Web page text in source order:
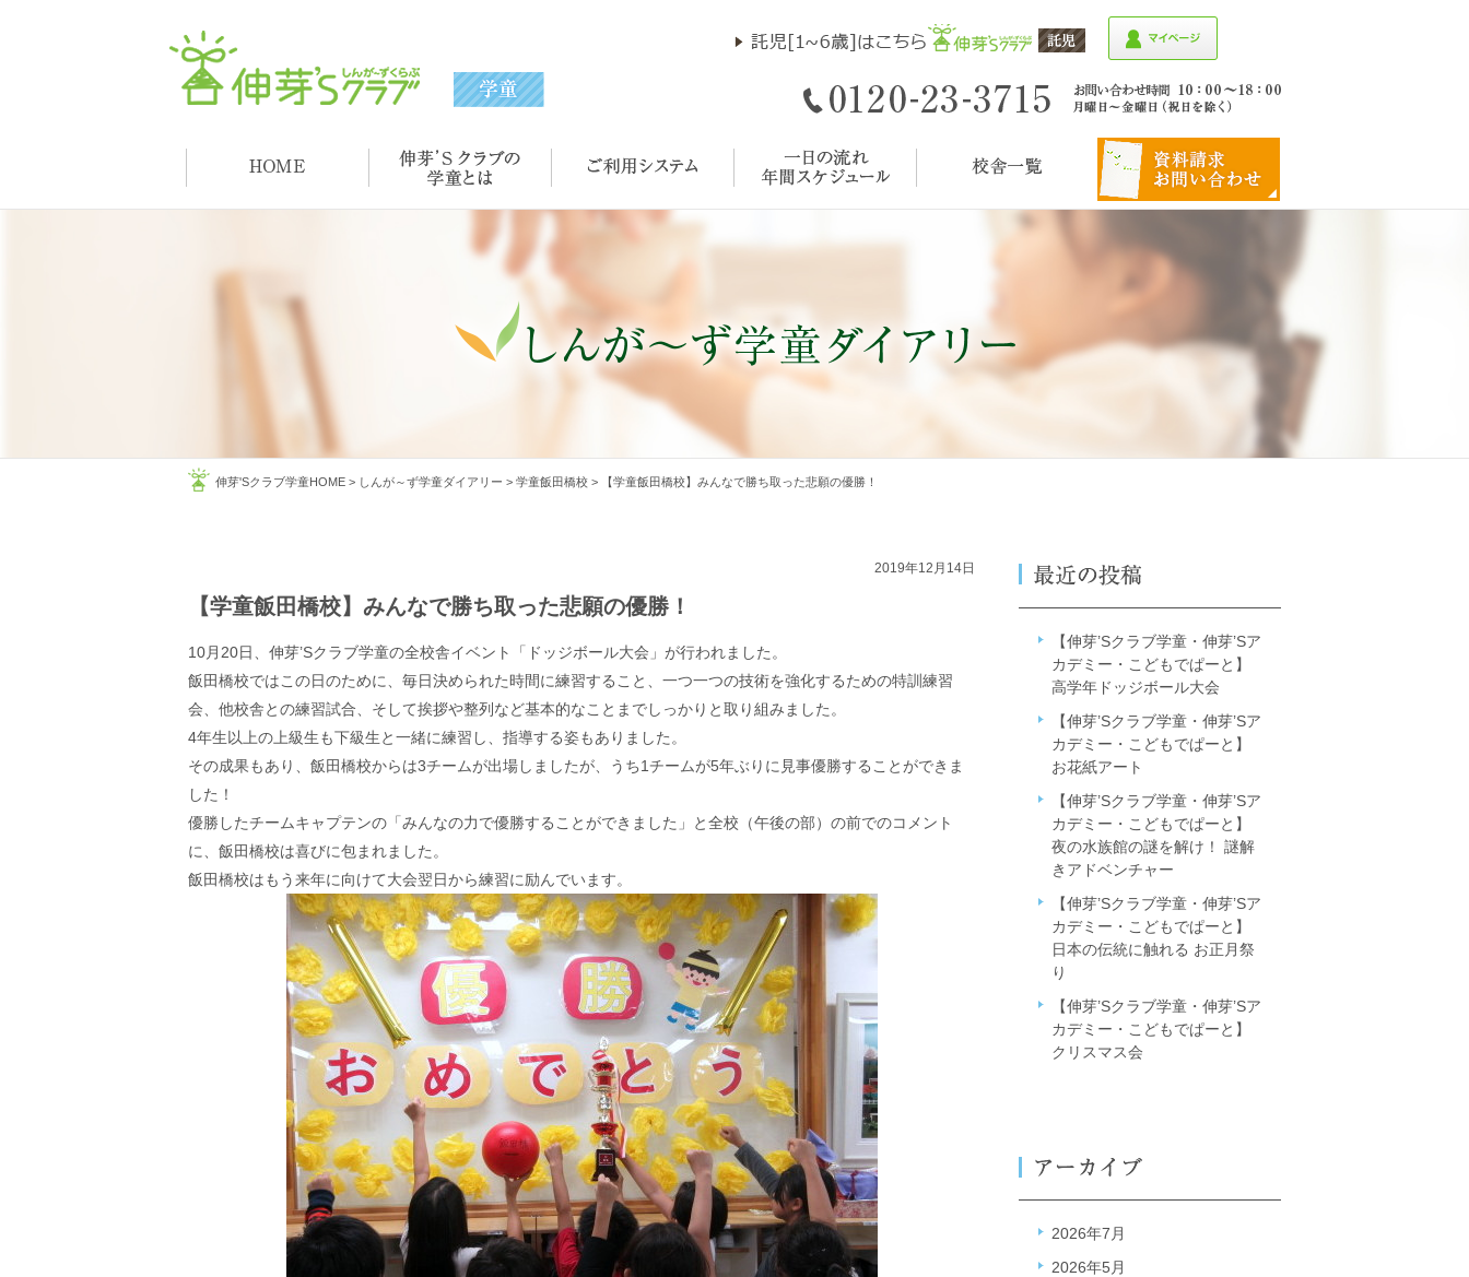
伸芽'Sクラブ学童HOME > しんが～ず学童ダイアリー > 学童飯田橋校 > 【学童飯田橋校】みんなで勝ち取った悲願の優勝！
2019年12月14日
【学童飯田橋校】みんなで勝ち取った悲願の優勝！
10月20日、伸芽’Sクラブ学童の全校舎イベント「ドッジボール大会」が行われました。
飯田橋校ではこの日のために、毎日決められた時間に練習すること、一つ一つの技術を強化するための特訓練習
会、他校舎との練習試合、そして挨拶や整列など基本的なことまでしっかりと取り組みました。
4年生以上の上級生も下級生と一緒に練習し、指導する姿もありました。
その成果もあり、飯田橋校からは3チームが出場しましたが、うち1チームが5年ぶりに見事優勝することができま
した！
優勝したチームキャプテンの「みんなの力で優勝することができました」と全校（午後の部）の前でのコメント
に、飯田橋校は喜びに包まれました。
飯田橋校はもう来年に向けて大会翌日から練習に励んでいます。
【伸芽’Sクラブ学童・伸芽’Sア
カデミー・こどもでぱーと】
高学年ドッジボール大会
【伸芽’Sクラブ学童・伸芽’Sア
カデミー・こどもでぱーと】
お花紙アート
【伸芽’Sクラブ学童・伸芽’Sア
カデミー・こどもでぱーと】
夜の水族館の謎を解け！ 謎解
きアドベンチャー
【伸芽’Sクラブ学童・伸芽’Sア
カデミー・こどもでぱーと】
日本の伝統に触れる お正月祭
り
【伸芽’Sクラブ学童・伸芽’Sア
カデミー・こどもでぱーと】
クリスマス会
2026年7月
2026年5月